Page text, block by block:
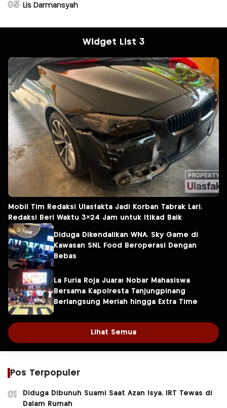
05 Lis Darmansyah
Widget List 3
Mobil Tim Redaksi Ulasfakta Jadi Korban Tabrak Lari,
Redaksi Beri Waktu 3×24 Jam untuk Itikad Baik
Diduga Dikendalikan WNA, Sky Game di
Kawasan SNL Food Beroperasi Dengan
Bebas
La Furia Roja Juara! Nobar Mahasiswa
Bersama Kapolresta Tanjungpinang
Berlangsung Meriah hingga Extra Time
Lihat Semua
Pos Terpopuler
01
Diduga Dibunuh Suami Saat Azan Isya, IRT Tewas di
Dalam Rumah